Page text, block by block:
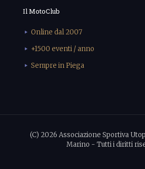
Il MotoClub
Online dal 2007
+1500 eventi / anno
Sempre in Piega
(C) 2026 Associazione Sportiva
Marino - Tutti i diritti